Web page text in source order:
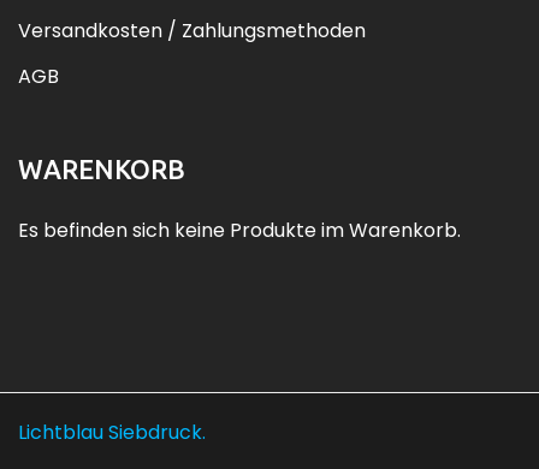
Versandkosten / Zahlungsmethoden
AGB
WARENKORB
Es befinden sich keine Produkte im Warenkorb.
Lichtblau Siebdruck.